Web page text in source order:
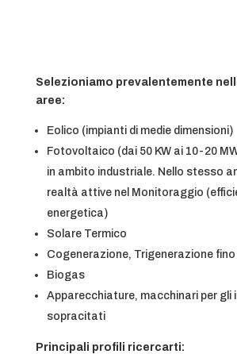
Selezioniamo prevalentemente
aree:
Eolico (impianti di medie dimensioni)
Fotovoltaico (dai 50 KW ai 10-20
in ambito industriale. Nello stesso
realtà attive nel Monitoraggio
energetica)
Solare Termico
Cogenerazione, Trigenerazione fino
Biogas
Apparecchiature, macchinari per gli
sopracitati
Principali profili ricercarti: